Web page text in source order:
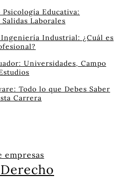
Educativa:
Laborales
Industrial: ¿Cuál es
Universidades, Campo
Todo lo que Debes Saber
Carrera
empresas